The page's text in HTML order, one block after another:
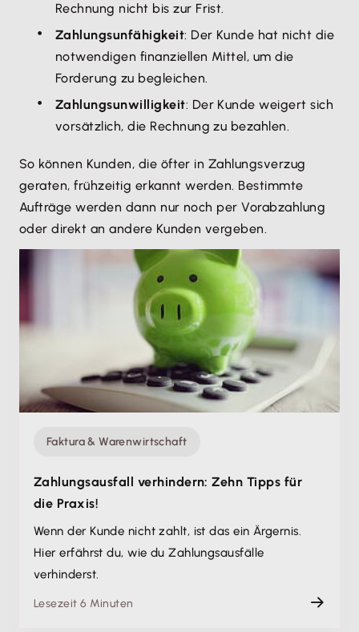
Rechnung nicht bis zur Frist.
Zahlungsunfähigkeit: Der Kunde hat nicht die
notwendigen finanziellen Mittel, um die
Forderung zu begleichen.
Zahlungsunwilligkeit: Der Kunde weigert sich
vorsätzlich, die Rechnung zu bezahlen.
So können Kunden, die öfter in Zahlungsverzug
geraten, frühzeitig erkannt werden. Bestimmte
Aufträge werden dann nur noch per Vorabzahlung
oder direkt an andere Kunden vergeben.
Faktura & Warenwirtschaft
Zahlungsausfall verhindern: Zehn Tipps für
die Praxis!
Wenn der Kunde nicht zahlt, ist das ein Ärgernis.
Hier erfährst du, wie du Zahlungsausfälle
verhinderst.
Lesezeit 6 Minuten